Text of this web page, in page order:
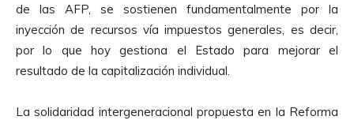
de las AFP, se sostienen fundamentalmente por la
inyección de recursos vía impuestos generales, es decir,
por lo que hoy gestiona el Estado para mejorar el
resultado de la capitalización individual.
La solidaridad intergeneracional propuesta en la Reforma